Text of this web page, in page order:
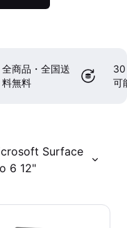
全商品・全国送
料無料
30
可
Surface
6 12"